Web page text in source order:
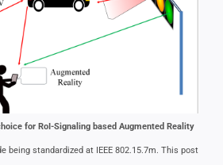
for RoI-Signaling based Augmented Reality
being standardized at IEEE 802.15.7m. This post